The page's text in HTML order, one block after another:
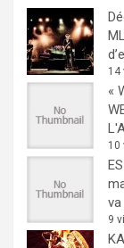
14
«
10
9